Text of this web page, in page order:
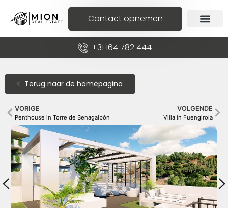
Contact opnemen
+31 164 782 444
Terug naar de homepagina
VORIGE
Penthouse in Torre de Benagalbón
VOLGENDE
Villa in Fuengirola